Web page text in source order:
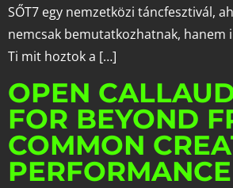
SŐT7 egy nemzetközi táncfesztivál,
nemcsak bemutatkozhatnak, hanem
Ti mit hoztok a […]
OPEN
FOR BEYOND
COMMON
PERFORMANCE